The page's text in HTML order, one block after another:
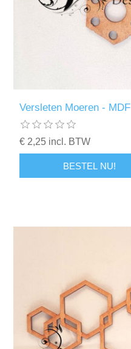
Versleten Moeren - MDF
€ 2,25 incl. BTW
BESTEL NU!